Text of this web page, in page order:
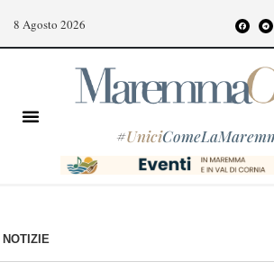
8 Agosto 2026
#Unici
NOTIZIE